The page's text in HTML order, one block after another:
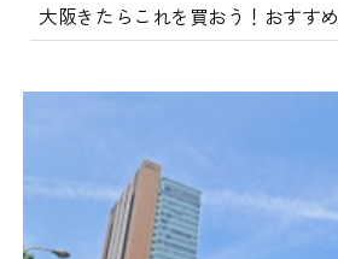
大阪きたらこれを買おう！おすす